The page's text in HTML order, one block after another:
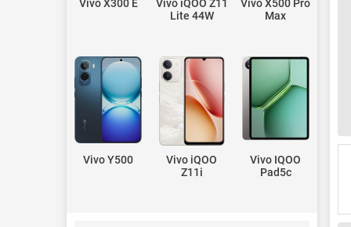
Vivo X300 E
Vivo iQOO Z11
Lite 44W
Vivo X500 Pro
Max
Vivo Y500
Vivo iQOO
Z11i
Vivo IQOO
Pad5c